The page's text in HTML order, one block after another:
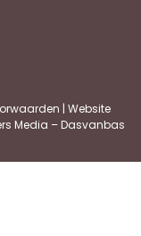
| Website
Media – Dasvanbas